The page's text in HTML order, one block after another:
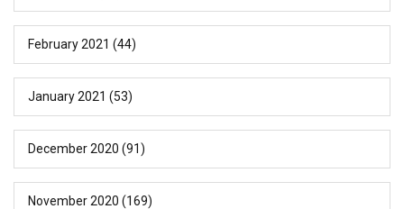
February 2021 (44)
January 2021 (53)
December 2020 (91)
November 2020 (169)